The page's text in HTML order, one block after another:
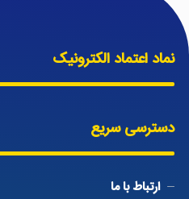
نماد اعتماد الکترونیک
دسترسی سریع
ارتباط با ما